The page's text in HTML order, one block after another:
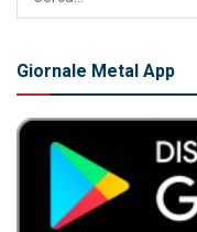
Giornale Metal App